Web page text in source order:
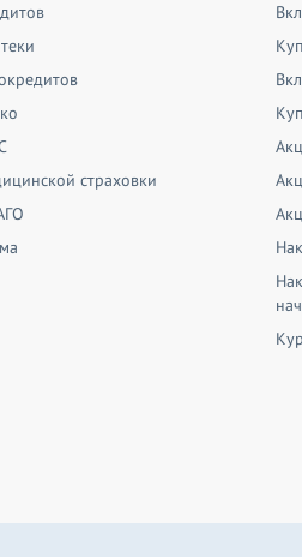
страховки